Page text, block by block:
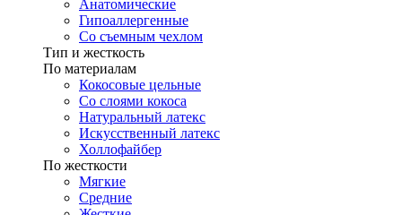
Анатомические
Гипоаллергенные
Со съемным чехлом
Тип и жесткость
По материалам
Кокосовые цельные
Со слоями кокоса
Натуральный латекс
Искусственный латекс
Холлофайбер
По жесткости
Мягкие
Средние